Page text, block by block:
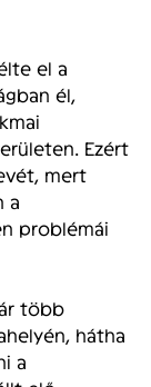
el a
él,
Ezért
mert
a
problémái
több
hátha
a